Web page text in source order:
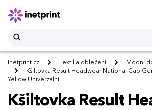
Inetprint.cz Textil a oblečení Módní
Kšiltovka Result Headwear National Cap
Yellow Univerzální
Kšiltovka Result